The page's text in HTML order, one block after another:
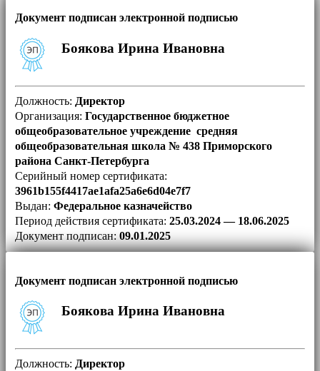
Документ подписан электронной подписью
Боякова Ирина Ивановна
Должность: Директор
Организация: Государственное бюджетное
общеобразовательное учреждение средняя
общеобразовательная школа № 438 Приморского
района Санкт-Петербурга
Серийный номер сертификата:
3961b155f4417ae1afa25a6e6d04e7f7
Выдан: Федеральное казначейство
Период действия сертификата: 25.03.2024 — 18.06.2025
Документ подписан: 09.01.2025
Документ подписан электронной подписью
Боякова Ирина Ивановна
Должность: Директор